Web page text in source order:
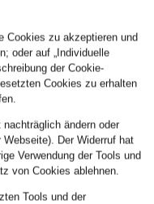
Cookies zu akzeptieren und
oder auf „Individuelle
der Cookie-
Cookies zu erhalten
ändern oder
Der Widerruf hat
Verwendung der Tools und
von Cookies ablehnen.
Tools und der